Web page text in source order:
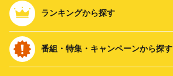
ランキングから探す
番組・特集・キャンペーンから探す